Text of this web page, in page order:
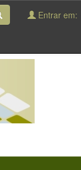
Entrar em: